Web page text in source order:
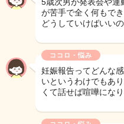
が苦手で全く何もで
どうしていけばいい
ココロ・悩み
妊娠報告ってどんな
いというわけでもあ
くて話せば喧嘩にな